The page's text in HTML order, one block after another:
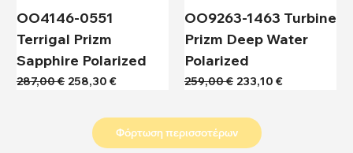
OO4146-0551
Terrigal Prizm
Sapphire Polarized
Κανονική τιμή
287,00 € Τιμή Έκπτωσης
258,30 €
OO9263-1463 Turbine
Prizm Deep Water
Polarized
Κανονική τιμή
259,00 € Τιμή Έκπτωσης
233,10 €
Φόρτωση περισσοτέρων